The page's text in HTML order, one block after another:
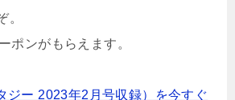
。
ポンがもらえます。
ジー 2023年2月号収録）を今すぐ